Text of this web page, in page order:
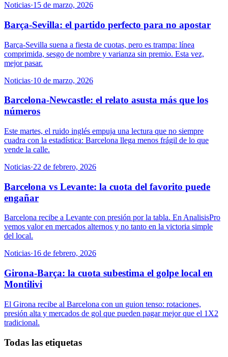
Noticias·15 de marzo, 2026
Barça-Sevilla: el partido perfecto para no apostar
Barça-Sevilla suena a fiesta de cuotas, pero es trampa: línea
comprimida, sesgo de nombre y varianza sin premio. Esta vez,
mejor pasar.
Noticias·10 de marzo, 2026
Barcelona-Newcastle: el relato asusta más que los
números
Este martes, el ruido inglés empuja una lectura que no siempre
cuadra con la estadística: Barcelona llega menos frágil de lo que
vende la calle.
Noticias·22 de febrero, 2026
Barcelona vs Levante: la cuota del favorito puede
engañar
Barcelona recibe a Levante con presión por la tabla. En AnalisisPro
vemos valor en mercados alternos y no tanto en la victoria simple
del local.
Noticias·16 de febrero, 2026
Girona-Barça: la cuota subestima el golpe local en
Montilivi
El Girona recibe al Barcelona con un guion tenso: rotaciones,
presión alta y mercados de gol que pueden pagar mejor que el 1X2
tradicional.
Todas las etiquetas